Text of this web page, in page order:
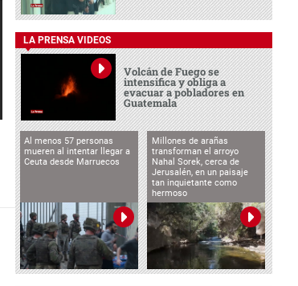
LA PRENSA VIDEOS
Volcán de Fuego se
intensifica y obliga a
evacuar a pobladores en
Guatemala
Al menos 57 personas
mueren al intentar llegar a
Ceuta desde Marruecos
Millones de arañas
transforman el arroyo
Nahal Sorek, cerca de
Jerusalén, en un paisaje
tan inquietante como
hermoso